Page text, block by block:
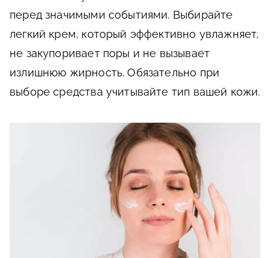
перед значимыми событиями. Выбирайте
легкий крем, который эффективно увлажняет,
не закупоривает поры и не вызывает
излишнюю жирность. Обязательно при
выборе средства учитывайте тип вашей кожи.